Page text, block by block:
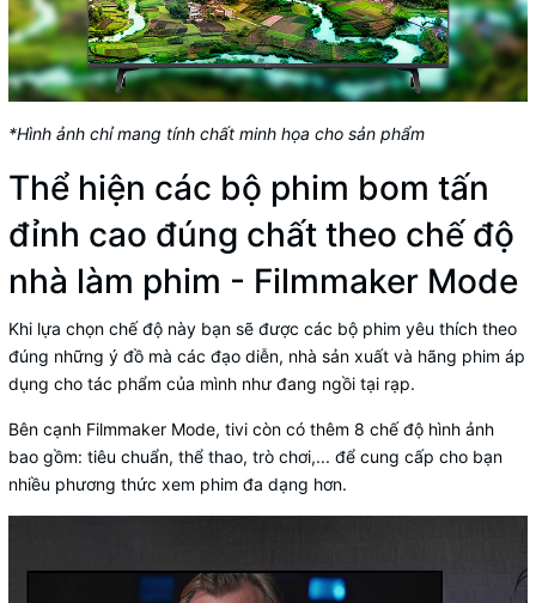
*Hình ảnh chỉ mang tính chất minh họa cho sản phẩm
Thể hiện các bộ phim bom tấn
đỉnh cao đúng chất theo chế độ
nhà làm phim - Filmmaker Mode
Khi lựa chọn chế độ này bạn sẽ được các bộ phim yêu thích theo
đúng những ý đồ mà các đạo diễn, nhà sản xuất và hãng phim áp
dụng cho tác phẩm của mình như đang ngồi tại rạp.
Bên cạnh Filmmaker Mode, tivi còn có thêm 8 chế độ hình ảnh
bao gồm: tiêu chuẩn, thể thao, trò chơi,... để cung cấp cho bạn
nhiều phương thức xem phim đa dạng hơn.